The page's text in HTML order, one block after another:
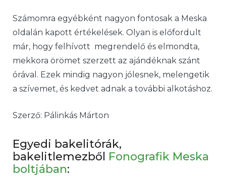
Számomra egyébként nagyon fontosak a Meska
oldalán kapott értékelések. Olyan is előfordult
már, hogy felhívott megrendelő és elmondta,
mekkora örömet szerzett az ajándéknak szánt
órával. Ezek mindig nagyon jólesnek, melengetik
a szívemet, és kedvet adnak a további alkotáshoz.
Szerző: Pálinkás Márton
Egyedi bakelitórák,
bakelitlemezből Fonografik Meska
boltjában: